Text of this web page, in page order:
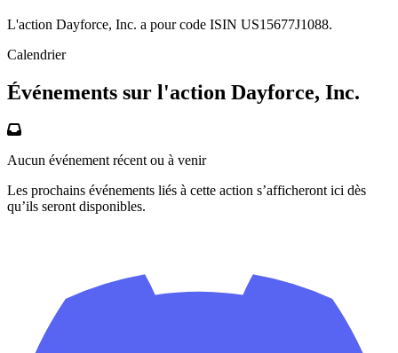
L'action Dayforce, Inc. a pour code ISIN US15677J1088.
Calendrier
Événements sur l'action Dayforce, Inc.
Aucun événement récent ou à venir
Les prochains événements liés à cette action s’afficheront ici dès
qu’ils seront disponibles.